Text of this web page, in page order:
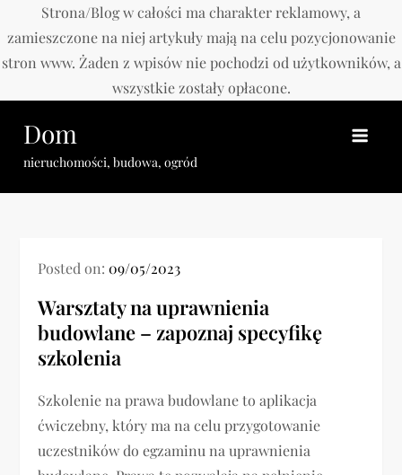
Strona/Blog w całości ma charakter reklamowy, a
zamieszczone na niej artykuły mają na celu pozycjonowanie
stron www. Żaden z wpisów nie pochodzi od użytkowników, a
wszystkie zostały opłacone.
content
Dom
nieruchomości, budowa, ogród
Posted on:09/05/2023
Warsztaty na uprawnienia
budowlane – zapoznaj specyfikę
szkolenia
Szkolenie na prawa budowlane to aplikacja
ćwiczebny, który ma na celu przygotowanie
uczestników do egzaminu na uprawnienia